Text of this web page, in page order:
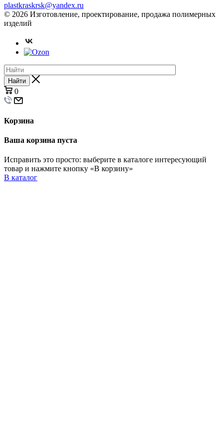
plastkraskrsk@yandex.ru
© 2026 Изготовление, проектирование, продажа полимерных
изделий
Найти
0
Корзина
Ваша корзина пуста
Исправить это просто: выберите в каталоге интересующий
товар и нажмите кнопку «В корзину»
В каталог